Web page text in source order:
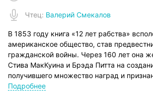
Чтец: Валерий Смекалов
В 1853 году книга «12 лет рабства»
американское общество, став
гражданской войны. Через 160 лет она
Стива МакКуина и Брэда Питта на
получившего множество наград и
Оскар-2014 как «Лучший фильм года».
Подробнее